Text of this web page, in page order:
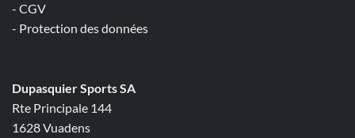
- CGV
- Protection des données
Dupasquier Sports SA
Rte Principale 144
1628 Vuadens